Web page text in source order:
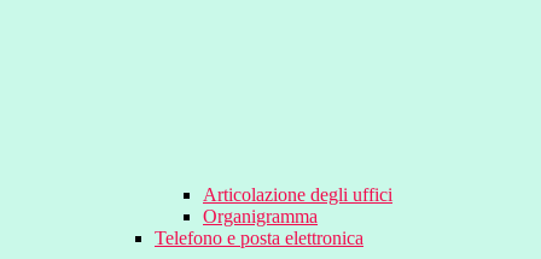
Articolazione degli uffici
Organigramma
Telefono e posta elettronica